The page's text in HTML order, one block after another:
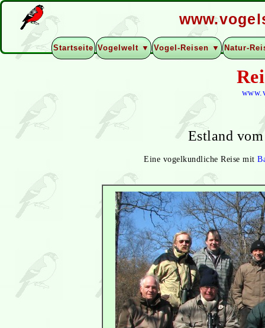
Startseite Vogelwelt ▼ Vogel-Reisen ▼ Natur-
Estland
Eine vogelkundliche Reise mit